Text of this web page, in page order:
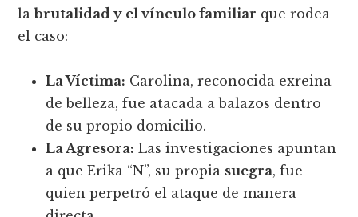
labrutalidad y el vínculo familiar que rodea
el caso:
La Víctima: Carolina, reconocida exreina
de belleza, fue atacada a balazos dentro
de su propio domicilio.
La Agresora: Las investigaciones apuntan
a que Erika “N”, su propia suegra, fue
quien perpetró el ataque de manera